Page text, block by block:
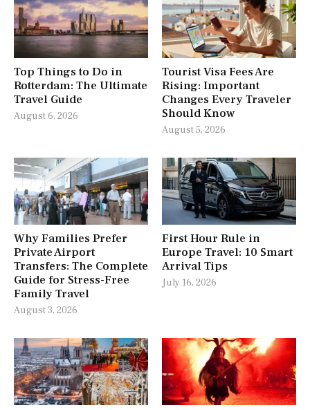
Top Things to Do in
Rotterdam: The Ultimate
Travel Guide
August 6, 2026
Tourist Visa Fees Are
Rising: Important
Changes Every Traveler
Should Know
August 5, 2026
Why Families Prefer
Private Airport
Transfers: The Complete
Guide for Stress-Free
Family Travel
August 3, 2026
First Hour Rule in
Europe Travel: 10 Smart
Arrival Tips
July 16, 2026